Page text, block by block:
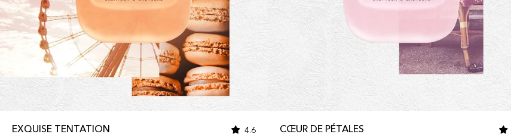
EXQUISE TENTATION 4.6 CŒUR DE PÉTALES